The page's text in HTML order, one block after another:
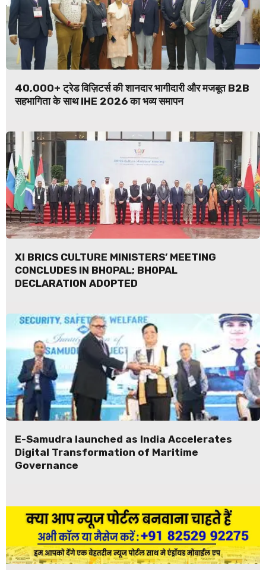
40,000+ ट्रेड विज़िटर्स की शानदार भागीदारी और मजबूत B2B
सहभागिता के साथ IHE 2026 का भव्य समापन
XI BRICS CULTURE MINISTERS’ MEETING
CONCLUDES IN BHOPAL; BHOPAL
DECLARATION ADOPTED
E-Samudra launched as India Accelerates
Digital Transformation of Maritime
Governance